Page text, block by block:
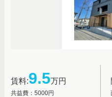
賃料:9.5万円
共益費：5000円